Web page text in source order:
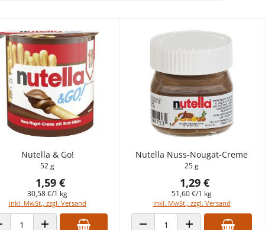
Nutella & Go!
52 g
1,59 €
30,58 €/1 kg
inkl. MwSt., zzgl. Versand
Nutella Nuss-Nougat-Creme
25 g
1,29 €
51,60 €/1 kg
inkl. MwSt., zzgl. Versand